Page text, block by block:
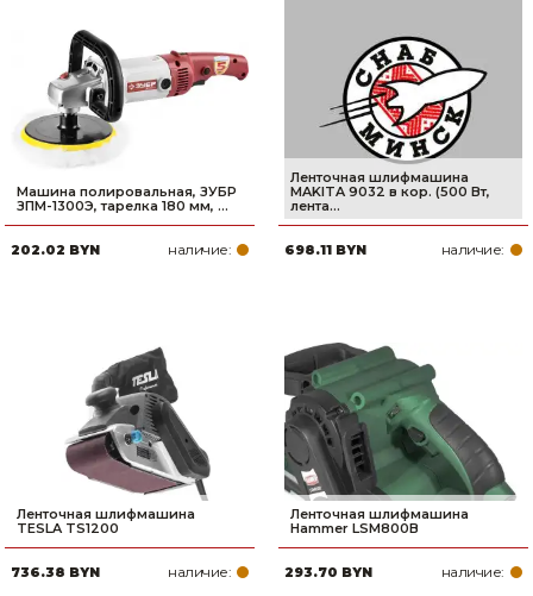
Машина полировальная, ЗУБР
ЗПМ-1300Э, тарелка 180 мм, ...
202.02 BYN наличие:
Ленточная шлифмашина
MAKITA 9032 в кор. (500 Вт,
лента...
698.11 BYN наличие:
Ленточная шлифмашина
TESLA TS1200
736.38 BYN наличие:
Ленточная шлифмашина
Hammer LSM800B
293.70 BYN наличие: